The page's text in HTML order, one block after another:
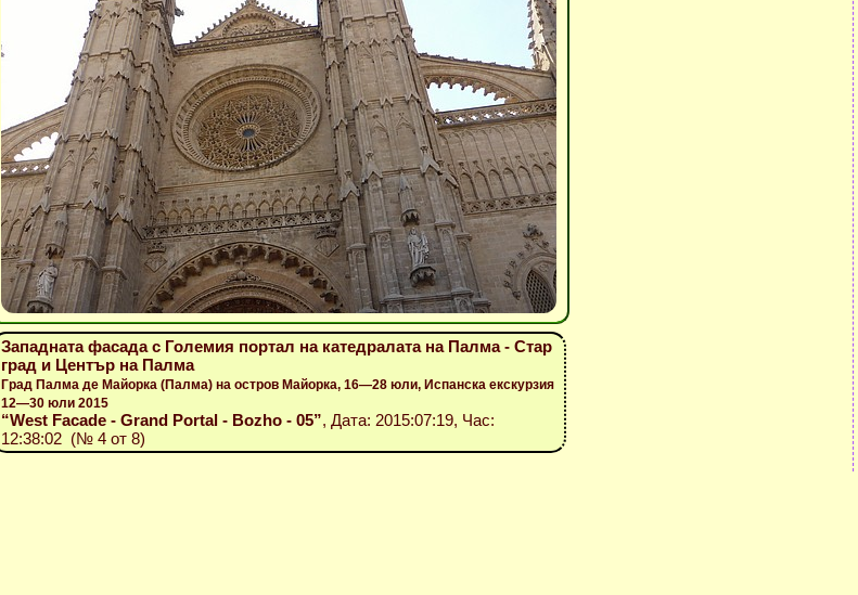
Западната фасада с Големия портал на катедралата на Палма - Стар
град и Център на Палма
Град Палма де Майорка (Палма) на остров Майорка, 16—28 юли, Испанска екскурзия
12—30 юли 2015
“West Facade - Grand Portal - Bozho - 05”, Дата: 2015:07:19, Час:
12:38:02 (№ 4 от 8)